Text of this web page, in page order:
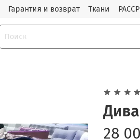
Гарантия и возврат Ткани
28